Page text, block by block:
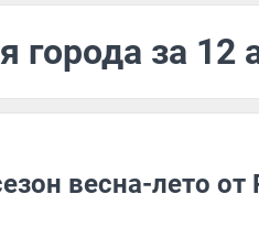
города за 12
весна-лето от